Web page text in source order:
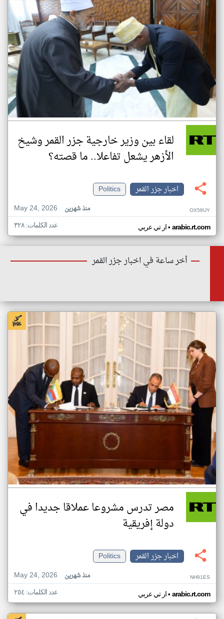
لقاء بين وزير خارجية جزر القمر وشيخ
الأزهر يشعل تفاعلا.. ما قصته؟
اخبار جزر القمر
Politics
May 24, 2026
منذ شهرين OX58UY
ار تي عربي• arabic.rt.com عدد الكلمات: ٣٢٨
أخر ساعة في اخبار جزر القمر
مصر تدرس مشروعا عملاقا جديدا في
دولة إفريقية
اخبار جزر القمر
Politics
May 24, 2026
منذ شهرين NH91ES
ار تي عربي• arabic.rt.com عدد الكلمات: ٢٥٤